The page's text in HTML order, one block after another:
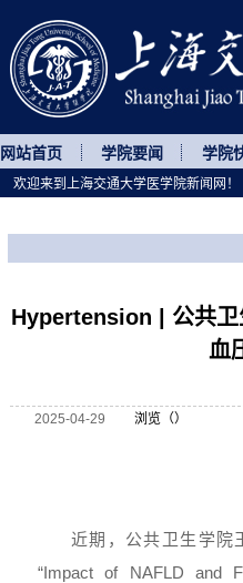
网站首页 学院要闻 学院
Hypertension | 公共卫
血
2025-04-29 浏览（）
近期，公共卫生学院
“Impact of NAFLD and
欢迎来到上海交通大学医学院新闻网！